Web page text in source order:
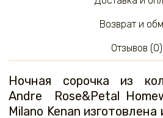
Ночная сорочка из
Andre Rose&Petal
Milano Kenan изготовлена
Возврат и
Отзывов (0)